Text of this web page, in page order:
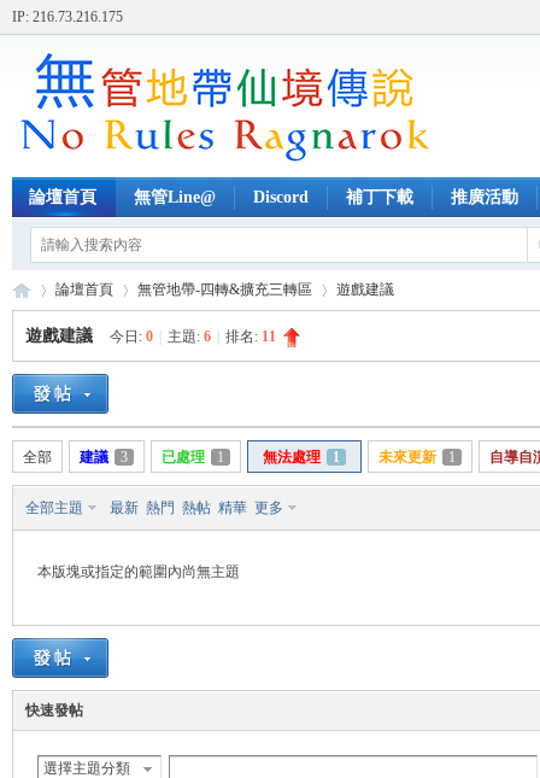
IP: 216.73.216.175
論壇首頁 無管Line@ Discord 補丁下載 推廣活動
管
»
論壇首頁 無管地帶-四轉&擴充三轉區 遊戲建議
遊戲建議 今日: 0 主題: 6 排名: 11
全部 建議 3 已處理 1 無法處理 1 未來更新 1 自導自
全部主題 最新 熱門 熱帖 精華 更多
本版塊或指定的範圍內尚無主題
快速發帖
選擇主題分類